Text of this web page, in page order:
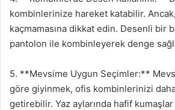
kombinlerinize hareket katabilir.
kaçmamasına dikkat edin. Desenli bir
pantolon ile kombinleyerek denge
5. **Mevsime Uygun Seçimler:**
göre giyinmek, ofis kombinlerinizi
getirebilir. Yaz aylarında hafif